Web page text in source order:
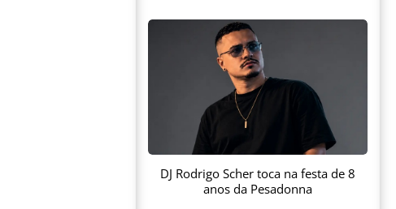
DJ Rodrigo Scher toca na festa de 8
anos da Pesadonna